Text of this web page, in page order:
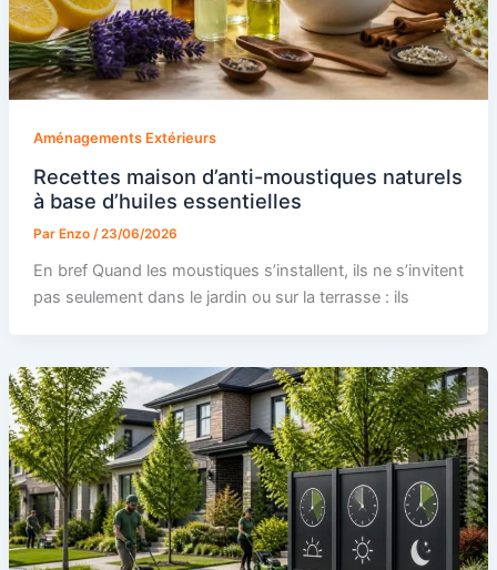
Aménagements Extérieurs
Recettes maison d’anti-moustiques naturels
à base d’huiles essentielles
Par Enzo /23/06/2026
En bref Quand les moustiques s’installent, ils ne s’invitent
pas seulement dans le jardin ou sur la terrasse : ils